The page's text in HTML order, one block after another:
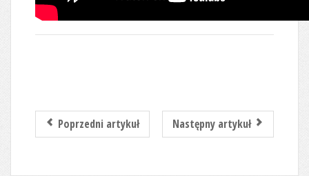
Poprzedni artykuł Następny artykuł